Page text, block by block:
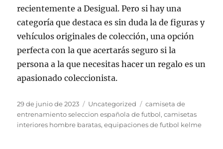
recientemente a Desigual. Pero si hay una
categoría que destaca es sin duda la de figuras y
vehículos originales de colección, una opción
perfecta con la que acertarás seguro si la
persona a la que necesitas hacer un regalo es un
apasionado coleccionista.
Publicado
el
29 de junio de 2023 Categorías
Uncategorized Etiquetas
camiseta de
entrenamiento seleccion española de futbol,camisetas
interiores hombre baratas,equipaciones de futbol kelme